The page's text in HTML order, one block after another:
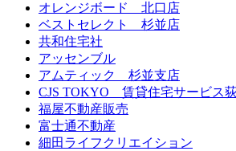
オレンジボード 北口店
ベストセレクト 杉並店
共和住宅社
アッセンブル
アムティック 杉並支店
CJS TOKYO 賃貸住宅サービス
福屋不動産販売
富士通不動産
細田ライフクリエイション